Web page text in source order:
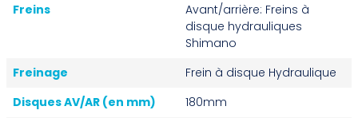
Freins
Avant/arrière: Freins à
disque hydrauliques
Shimano
Freinage
Frein à disque Hydraulique
Disques AV/AR (en mm)
180mm